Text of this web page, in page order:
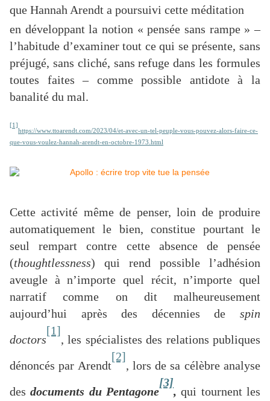
que Hannah Arendt a poursuivi cette méditation
en développant la notion « pensée sans rampe » –
l’habitude d’examiner tout ce qui se présente, sans
préjugé, sans cliché, sans refuge dans les formules
toutes faites – comme possible antidote à la
banalité du mal.
[1]
https://www.ttoarendt.com/2023/04/et-avec-un-tel-peuple-vous-pouvez-alors-faire-ce-
que-vous-voulez-hannah-arendt-en-octobre-1973.html
Cette activité même de penser, loin de produire
automatiquement le bien, constitue pourtant le
seul rempart contre cette absence de pensée
(thoughtlessness) qui rend possible l’adhésion
aveugle à n’importe quel récit, n’importe quel
narratif comme on dit malheureusement
aujourd’hui après des décennies de spin
doctors
[1]
, les spécialistes des relations publiques
dénoncés par Arendt
[2]
, lors de sa célèbre analyse
desdocuments du Pentagone
[3]
,qui tournent les